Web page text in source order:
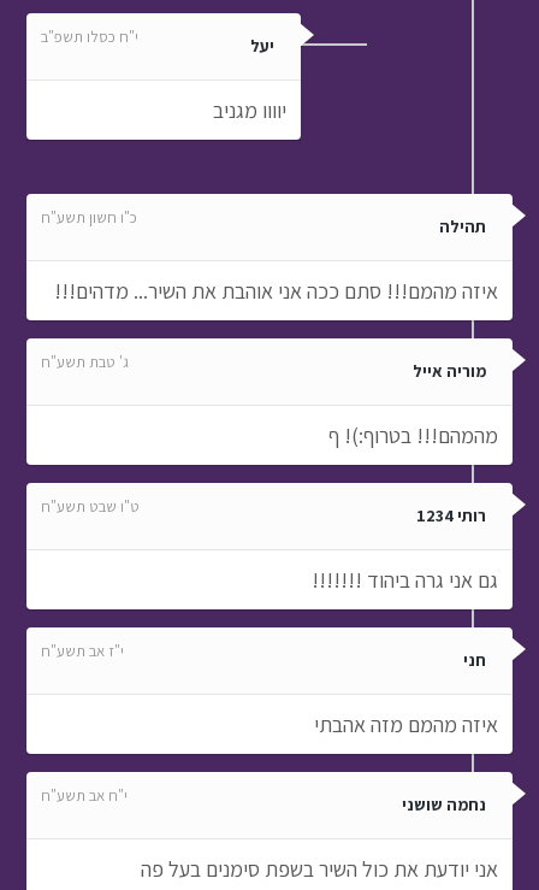
יעל י"ח כסלו תשפ"ב
יוווו מגניב
תהילה כ"ו חשון תשע"ח
איזה מהמם!!! סתם ככה אני אוהבת את השיר... מדהים!!!
מוריה אייל ג' טבת תשע"ח
מהמהם!!! בטרוף:)! ף
רותי 1234 ט"ו שבט תשע"ח
גם אני גרה ביהוד !!!!!!!
חני י"ז אב תשע"ח
איזה מהמם מזה אהבתי
נחמה שושני י"ח אב תשע"ח
אני יודעת את כול השיר בשפת סימנים בעל פה